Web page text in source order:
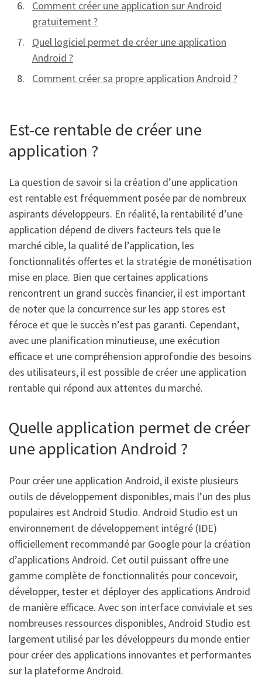
Comment créer une application sur Android
gratuitement ?
Quel logiciel permet de créer une application
Android ?
Comment créer sa propre application Android ?
Est-ce rentable de créer une
application ?
La question de savoir si la création d’une application
est rentable est fréquemment posée par de nombreux
aspirants développeurs. En réalité, la rentabilité d’une
application dépend de divers facteurs tels que le
marché cible, la qualité de l’application, les
fonctionnalités offertes et la stratégie de monétisation
mise en place. Bien que certaines applications
rencontrent un grand succès financier, il est important
de noter que la concurrence sur les app stores est
féroce et que le succès n’est pas garanti. Cependant,
avec une planification minutieuse, une exécution
efficace et une compréhension approfondie des besoins
des utilisateurs, il est possible de créer une application
rentable qui répond aux attentes du marché.
Quelle application permet de créer
une application Android ?
Pour créer une application Android, il existe plusieurs
outils de développement disponibles, mais l’un des plus
populaires est Android Studio. Android Studio est un
environnement de développement intégré (IDE)
officiellement recommandé par Google pour la création
d’applications Android. Cet outil puissant offre une
gamme complète de fonctionnalités pour concevoir,
développer, tester et déployer des applications Android
de manière efficace. Avec son interface conviviale et ses
nombreuses ressources disponibles, Android Studio est
largement utilisé par les développeurs du monde entier
pour créer des applications innovantes et performantes
sur la plateforme Android.